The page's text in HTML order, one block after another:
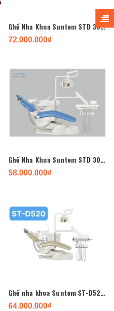
Ghế Nha Khoa Suntem STD 307 new
72.000.000₫
Ghế Nha Khoa Suntem STD 303 new 2021
58.000.000₫
Ghế nha khoa Suntem ST-D520 new 2022
64.000.000₫